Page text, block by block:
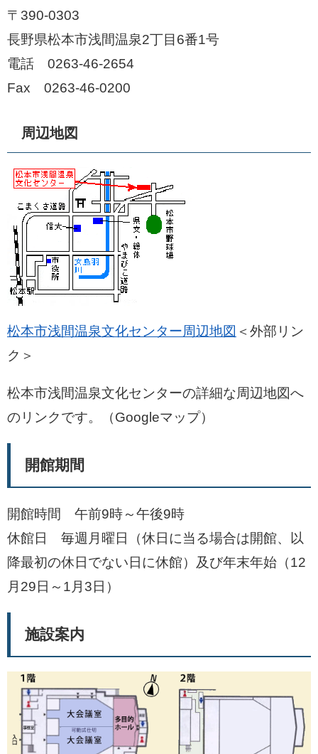
〒390-0303
長野県松本市浅間温泉2丁目6番1号
電話 0263-46-2654
Fax 0263-46-0200
周辺地図
松本市浅間温泉文化センター周辺地図 ＜外部リン
ク＞
松本市浅間温泉文化センターの詳細な周辺地図へ
のリンクです。（Googleマップ）
開館期間
開館時間 午前9時～午後9時
休館日 毎週月曜日（休日に当る場合は開館、以
降最初の休日でない日に休館）及び年末年始（12
月29日～1月3日）
施設案内